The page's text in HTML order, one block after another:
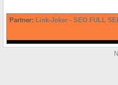
Partner: Link-Joker - SEO FULL